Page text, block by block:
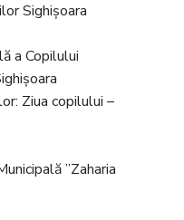
Sighișoara
a Copilului
Ziua copilului –
”Zaharia